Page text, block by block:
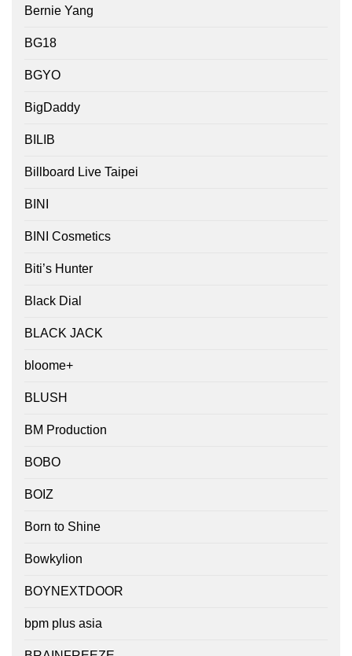
Bernie Yang
BG18
BGYO
BigDaddy
BILIB
Billboard Live Taipei
BINI
BINI Cosmetics
Biti’s Hunter
Black Dial
BLACK JACK
bloome+
BLUSH
BM Production
BOBO
BOIZ
Born to Shine
Bowkylion
BOYNEXTDOOR
bpm plus asia